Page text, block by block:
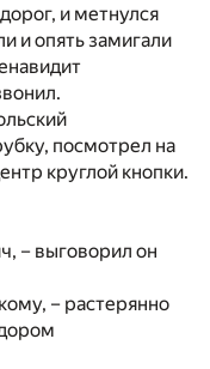
и метнулся
и опять замигали
посмотрел на
круглой кнопки.
– выговорил он
– растерянно